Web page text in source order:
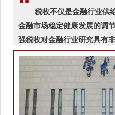
税收不仅是金融行业供
金融市场稳定健康发展的调
强税收对金融行业研究具有